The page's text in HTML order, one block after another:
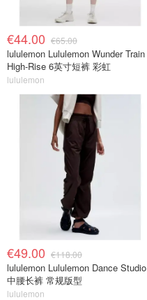
€44.00 €65.00
lululemon Lululemon Wunder Train
High-Rise 6英寸短裤 彩虹
lululemon
€49.00 €118.00
lululemon Lululemon Dance Studio
中腰长裤 常规版型
lululemon